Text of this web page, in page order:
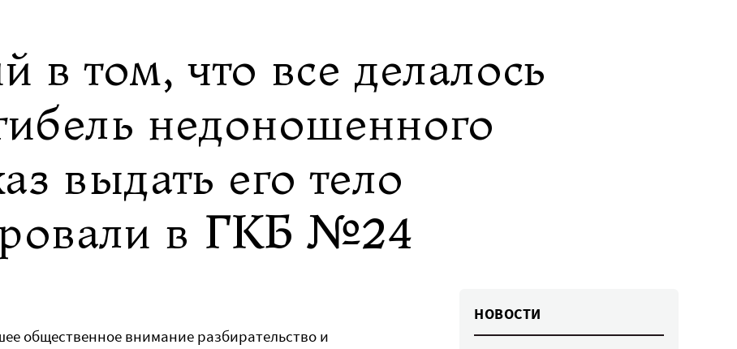
в том, что все делалось
недоношенного
выдать его тело
в ГКБ №24
общественное внимание разбирательство и
НОВОСТИ